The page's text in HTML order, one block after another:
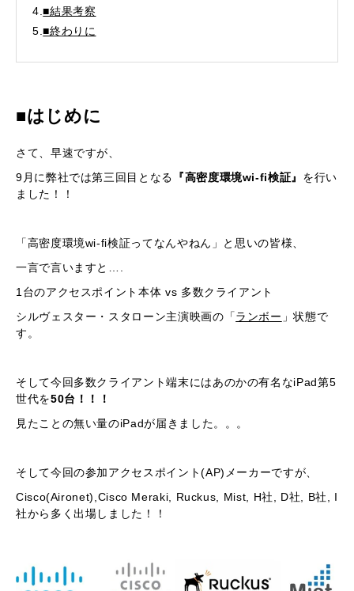
4.■結果考察
5.■終わりに
■はじめに
さて、早速ですが、
9月に弊社では第三回目となる
『高密度環境wi-fi検証』 を行い
ました！！
「高密度環境wi-fi検証ってなんやねん」と思いの皆様、
一言で言いますと….
1台のアクセスポイント本体 vs 多数クライアント
シルヴェスター・スタローン主演映画の「ランボー 」状態で
す。
そして今回多数クライアント端末にはあのかの有名なiPad第5
世代を50台！！！
見たことの無い量のiPadが届きました。。。
そして今回の参加アクセスポイント(AP)メーカーですが、
Cisco(Aironet),Cisco Meraki, Ruckus, Mist, H社, D社, B社, I
社から多く出場しました！！